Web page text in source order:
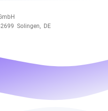
Solingen, DE